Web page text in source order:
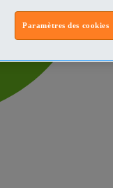
Paramètres des cookies